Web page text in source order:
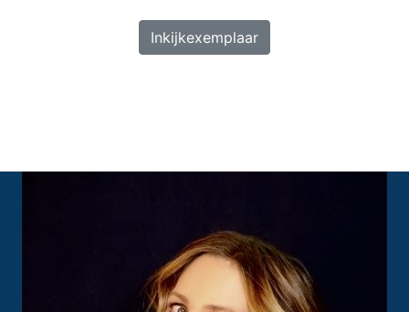
Inkijkexemplaar